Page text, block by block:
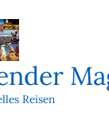
Reisen